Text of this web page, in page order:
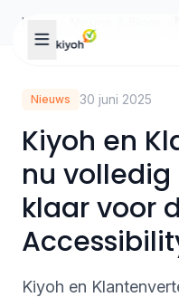
Home
Nieuws 30 juni 2025
Kiyoh en
nu
klaar voor
Kiyoh en